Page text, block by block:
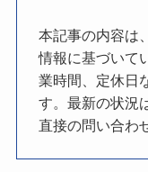
本記事の内容は
情報に基づいて
業時間、定休日
す。最新の状況
直接の問い合わ